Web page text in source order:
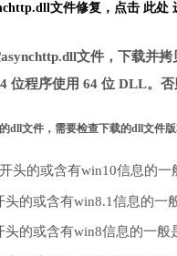
文件修复， 点击 此处
文件，下载并
位程序使用 64 位 DLL。
dll文件，需要检查下载的dll文件
头的或含有win10信息的一
头的或含有win8.1信息的一
头的或含有win8信息的一般